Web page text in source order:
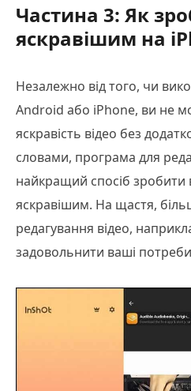
Частина 3: Як
яскравішим на
Незалежно від того, чи
Android або iPhone, ви не
яскравість відео без
словами, програма для
найкращий спосіб зробити
яскравішим. На щастя,
редагування відео,
задовольнити ваші